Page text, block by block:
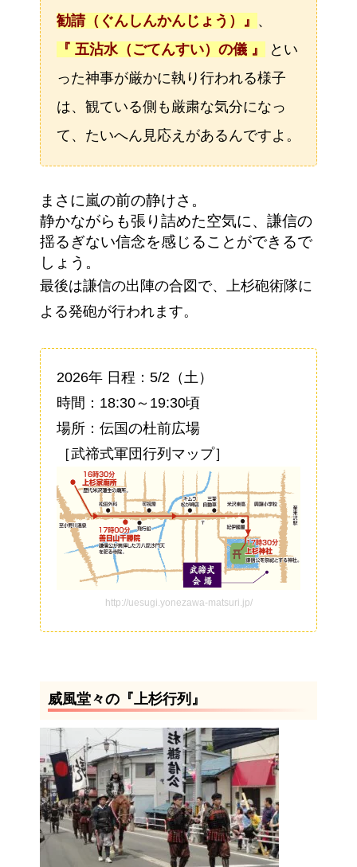
勧請（ぐんしんかんじょう）』 、
『 五沾水（ごてんすい）の儀 』
とい
った神事が厳かに執り行われる様子
は、観ている側も厳粛な気分になっ
て、たいへん見応えがあるんですよ。
まさに嵐の前の静けさ。
静かながらも張り詰めた空気に、謙信の
揺るぎない信念を感じることができるで
しょう。
最後は謙信の出陣の合図で、上杉砲術隊に
よる発砲が行われます。
2026年 日程：5/2（土）
時間：18:30～19:30頃
場所：伝国の杜前広場
［武禘式軍団行列マップ］
http://uesugi.yonezawa-matsuri.jp/
威風堂々の『上杉行列』